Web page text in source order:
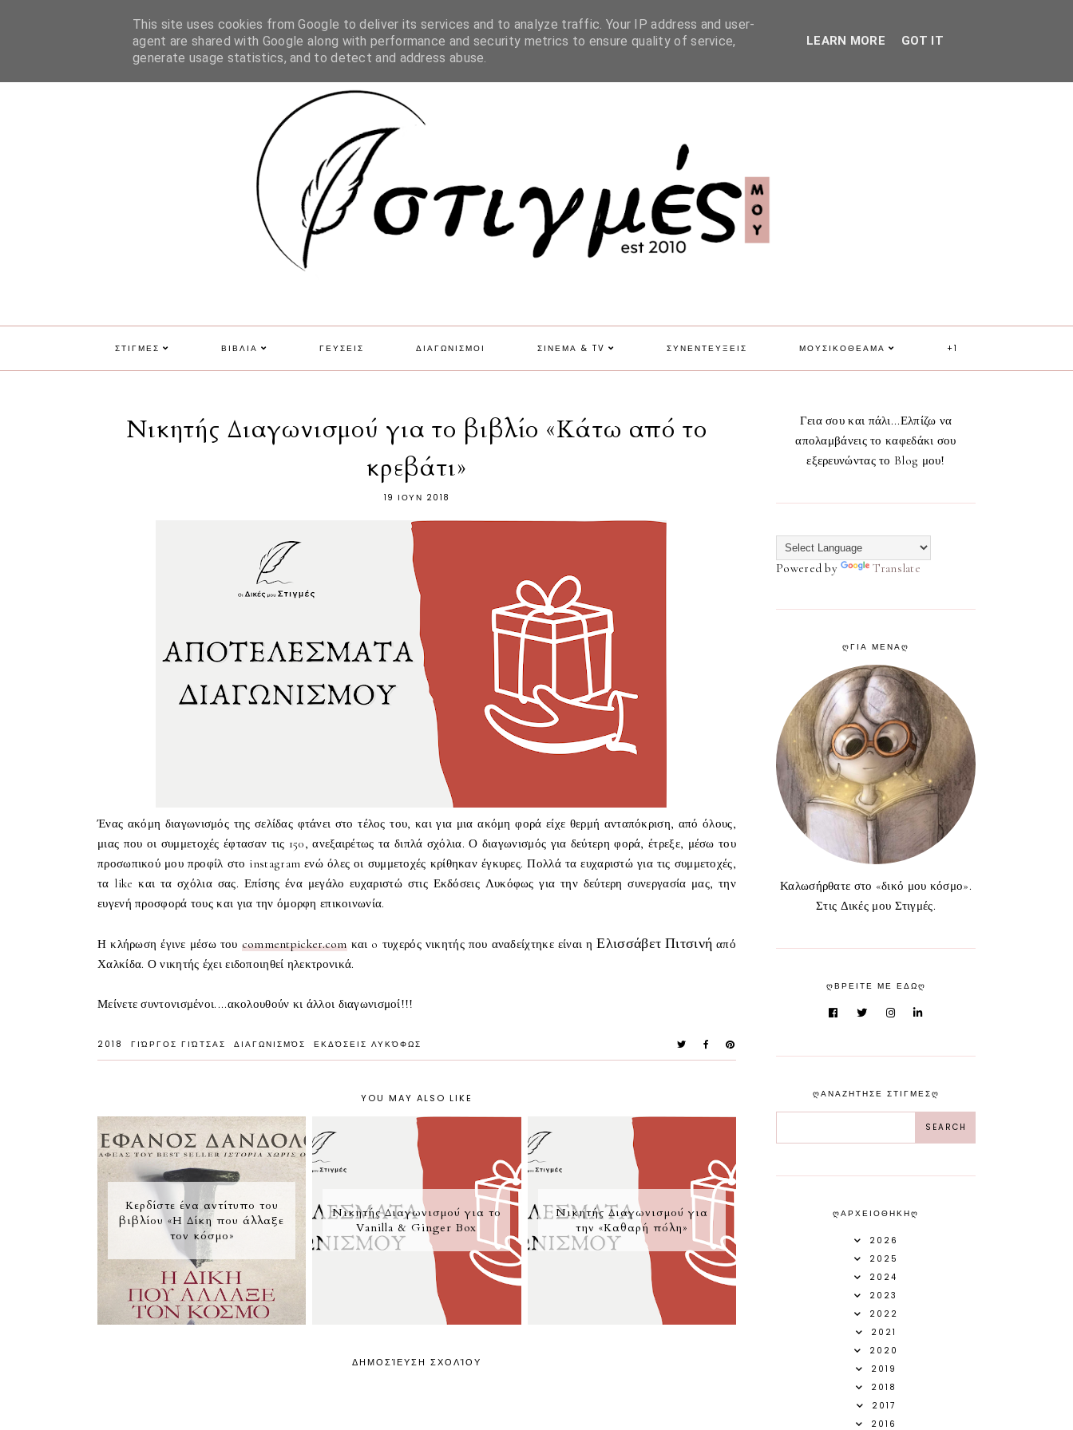
ΠΟΙΑ ΕΙΜΑΙ ΕΠΙΚΟΙΝΩΝΙΑ GDPR SITE MAP
ΣΤΙΓΜΕΣ ΒΙΒΛΙΑ ΓΕΥΣΕΙΣ ΔΙΑΓΩΝΙΣΜΟΙ ΣΙΝΕΜΑ & TV ΣΥΝΕΝΤΕΥΞΕΙΣ ΜΟΥΣΙΚΟΘΕΑΜΑ +1
Νικητής Διαγωνισμού για το βιβλίο «Κάτω από το
κρεβάτι»
19 ΙΟΥΝ 2018
Ένας ακόμη διαγωνισμός της σελίδας φτάνει στο τέλος του, και για μια ακόμη φορά είχε θερμή ανταπόκριση, από όλους,
μιας που οι συμμετοχές έφτασαν τις 150, ανεξαιρέτως τα διπλά σχόλια. Ο διαγωνισμός για δεύτερη φορά, έτρεξε, μέσω του
προσωπικού μου προφίλ στο instagram ενώ όλες οι συμμετοχές κρίθηκαν έγκυρες. Πολλά τα ευχαριστώ για τις συμμετοχές,
τα like και τα σχόλια σας. Επίσης ένα μεγάλο ευχαριστώ στις Εκδόσεις Λυκόφως για την δεύτερη συνεργασία μας, την
ευγενή προσφορά τους και για την όμορφη επικοινωνία.
Η κλήρωση έγινε μέσω του commentpicker.comκαι o τυχερός νικητής που αναδείχτηκε είναι ηΕλισσάβετ Πιτσινήαπό
Χαλκίδα. Ο νικητής έχει ειδοποιηθεί ηλεκτρονικά.
Μείνετε συντονισμένοι....ακολουθούν κι άλλοι διαγωνισμοί!!!
2018 ΓΙΏΡΓΟΣ ΓΙΏΤΣΑΣ ΔΙΑΓΩΝΙΣΜΌΣ ΕΚΔΌΣΕΙΣ ΛΥΚΌΦΩΣ
YOU MAY ALSO LIKE
Κερδίστε ένα αντίτυπο του
βιβλίου «Η Δίκη που άλλαξε
τον κόσμο»
Νικητής Διαγωνισμού για το
Vanilla & Ginger Box
Νικητής Διαγωνισμού για
την «Καθαρή πόλη»
ΔΗΜΟΣΊΕΥΣΗ ΣΧΟΛΊΟΥ
Γεια σου και πάλι...Ελπίζω να
απολαμβάνεις το καφεδάκι σου
εξερευνώντας το Blog μου!
Powered by Translate
ᲦΓΙΑ ΜΕΝΑᲦ
Καλωσήρθατε στο «δικό μου κόσμο».
Στις Δικές μου Στιγμές.
ᲦΒΡΕΙΤΕ ΜΕ ΕΔΩᲦ
ᲦΑΝΑΖΗΤΗΣΕ ΣΤΙΓΜΕΣᲦ
ᲦΑΡΧΕΙΟΘΗΚΗᲦ
2026
2025
2024
2023
2022
2021
2020
2019
2018
2017
2016
This site uses cookies from Google to deliver its services and to analyze traffic. Your IP address and user-
agent are shared with Google along with performance and security metrics to ensure quality of service,
generate usage statistics, and to detect and address abuse.
LEARN MORE GOT IT